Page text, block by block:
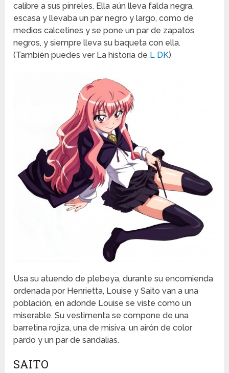
calibre a sus pinreles. Ella aún lleva falda negra,
escasa y llevaba un par negro y largo, como de
medios calcetines y se pone un par de zapatos
negros, y siempre lleva su baqueta con ella.
(También puedes ver La historia de L DK)
Usa su atuendo de plebeya, durante su encomienda
ordenada por Henrietta, Louise y Saito van a una
población, en adonde Louise se viste como un
miserable. Su vestimenta se compone de una
barretina rojiza, una de misiva, un airón de color
pardo y un par de sandalias.
SAITO